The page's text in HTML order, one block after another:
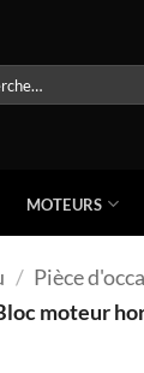
MOTEURS
/ Pièce
moteur